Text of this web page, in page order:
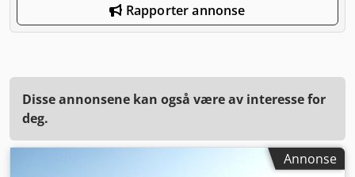
Rapporter annonse
Disse annonsene kan også være av interesse for
deg.
Annonse